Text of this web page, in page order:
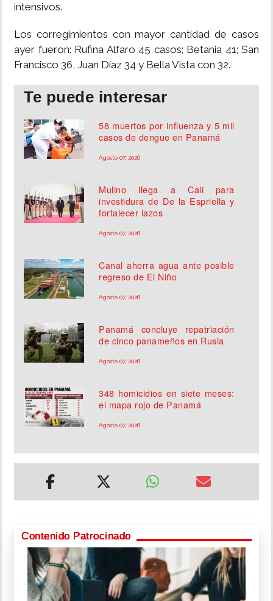
intensivos.
Los corregimientos con mayor cantidad de casos
ayer fueron: Rufina Alfaro 45 casos; Betania 41; San
Francisco 36, Juan Díaz 34 y Bella Vista con 32.
Te puede interesar
58 muertos por influenza y 5 mil
casos de dengue en Panamá
Agosto 07, 2026
Mulino llega a Cali para
investidura de De la Espriella y
fortalecer lazos
Agosto 07, 2026
Canal ahorra agua ante posible
regreso de El Niño
Agosto 07, 2026
Panamá concluye repatriación
de cinco panameños en Rusia
Agosto 07, 2026
348 homicidios en siete meses:
el mapa rojo de Panamá
Agosto 07, 2026
Contenido Patrocinado